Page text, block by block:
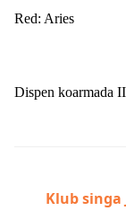
Red: Aries
Dispen koarmada II
Klub singa